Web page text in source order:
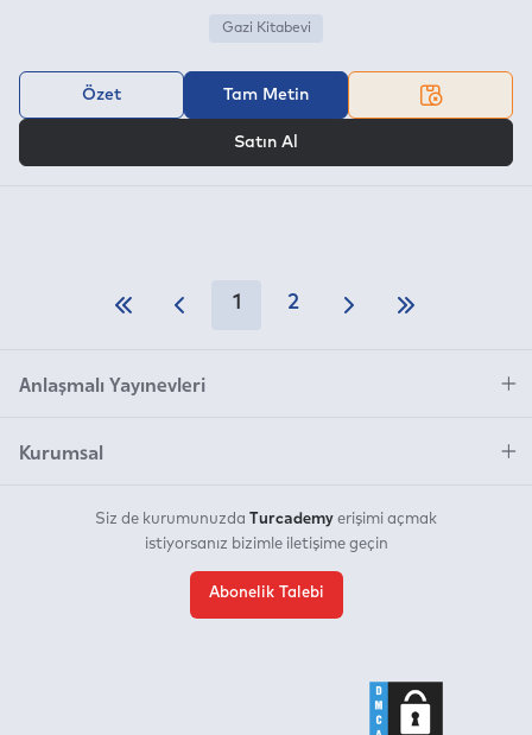
Gazi Kitabevi
Özet Tam Metin
Satın Al
1 2
Anlaşmalı Yayınevleri
Kurumsal
Siz de kurumunuzda Turcademy erişimi açmak
istiyorsanız bizimle iletişime geçin
Abonelik Talebi